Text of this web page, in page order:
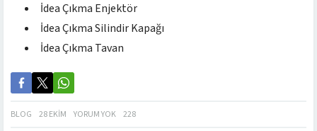
İdea Çıkma Enjektör
İdea Çıkma Silindir Kapağı
İdea Çıkma Tavan
BLOG 28 EKIM YORUM YOK 228